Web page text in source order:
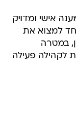
אישי ומדויק
למצוא את
במטרה
לקהילה פעילה